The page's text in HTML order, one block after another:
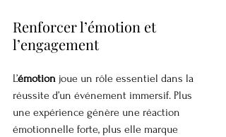
Renforcer l’émotion et
l’engagement
L’émotion joue un rôle essentiel dans la
réussite d’un événement immersif. Plus
une expérience génère une réaction
émotionnelle forte, plus elle marque